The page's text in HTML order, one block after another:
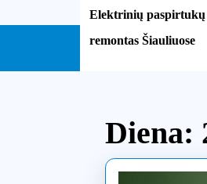
to
Elektrinių paspirtukų
remontas Šiauliuose
Diena: